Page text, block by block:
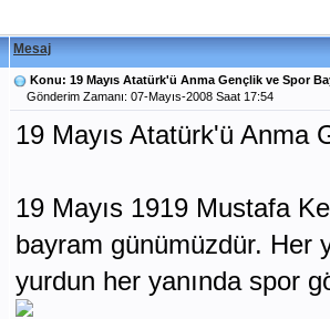
Mesaj
Konu: 19 Mayıs Atatürk'ü Anma Gençlik ve Spor
Gönderim Zamanı: 07-Mayıs-2008 Saat 17:54
19 Mayıs Atatürk'ü Anma
19 Mayıs 1919 Mustafa
bayram günümüzdür. Her
yurdun her yanında spor